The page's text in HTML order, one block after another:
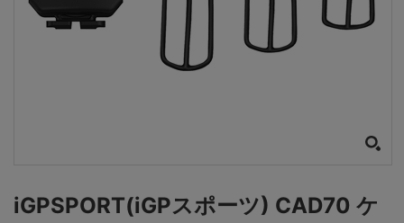
iGPSPORT(iGPスポーツ) CAD70 ケ